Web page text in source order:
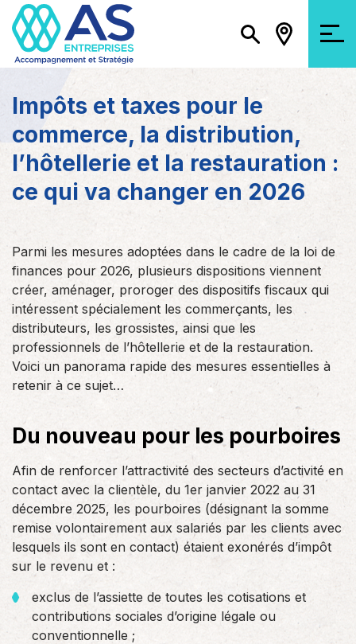
Impôts et taxes pour le
commerce, la distribution,
l’hôtellerie et la restauration :
ce qui va changer en 2026
Parmi les mesures adoptées dans le cadre de la loi de
finances pour 2026, plusieurs dispositions viennent
créer, aménager, proroger des dispositifs fiscaux qui
intéressent spécialement les commerçants, les
distributeurs, les grossistes, ainsi que les
professionnels de l’hôtellerie et de la restauration.
Voici un panorama rapide des mesures essentielles à
retenir à ce sujet…
Du nouveau pour les pourboires
Afin de renforcer l’attractivité des secteurs d’activité en
contact avec la clientèle, du 1er janvier 2022 au 31
décembre 2025, les pourboires (désignant la somme
remise volontairement aux salariés par les clients avec
lesquels ils sont en contact) étaient exonérés d’impôt
sur le revenu et :
exclus de l’assiette de toutes les cotisations et
contributions sociales d’origine légale ou
conventionnelle ;